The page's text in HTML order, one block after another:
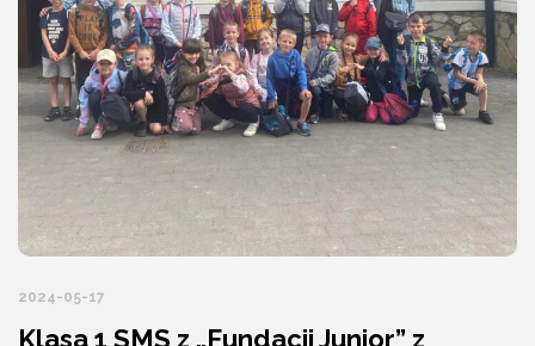
2024-05-17
Klasa 1 SMS z „Fundacji Junior” z